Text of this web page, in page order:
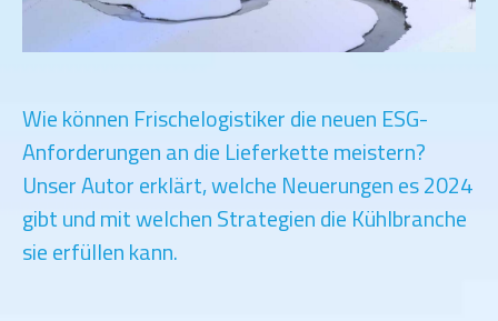
Wie können Frischelogistiker die neuen ESG-
Anforderungen an die Lieferkette meistern?
Unser Autor erklärt, welche Neuerungen es 2024
gibt und mit welchen Strategien die Kühlbranche
sie erfüllen kann.